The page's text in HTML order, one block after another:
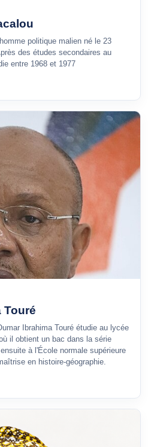
politique malien né le 23
des études secondaires au
entre 1968 et 1977
Touré
Ibrahima Touré étudie au lycée
il obtient un bac dans la série
à l'École normale supérieure
en histoire-géographie.